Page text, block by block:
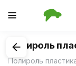
1/1
Полироль